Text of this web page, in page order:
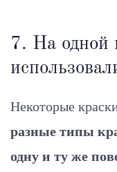
7. На одной
Некоторые
разные типы
одну и ту же